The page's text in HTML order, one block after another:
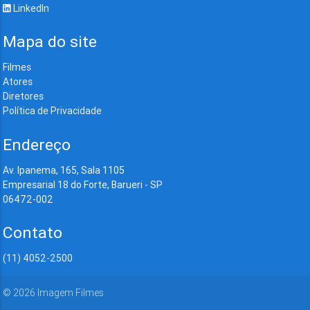
LinkedIn
Mapa do site
Filmes
Atores
Diretores
Política de Privacidade
Endereço
Av. Ipanema, 165, Sala 1105
Empresarial 18 do Forte, Barueri - SP
06472-002
Contato
(11) 4052-2500
© 2026 Imagem Filmes